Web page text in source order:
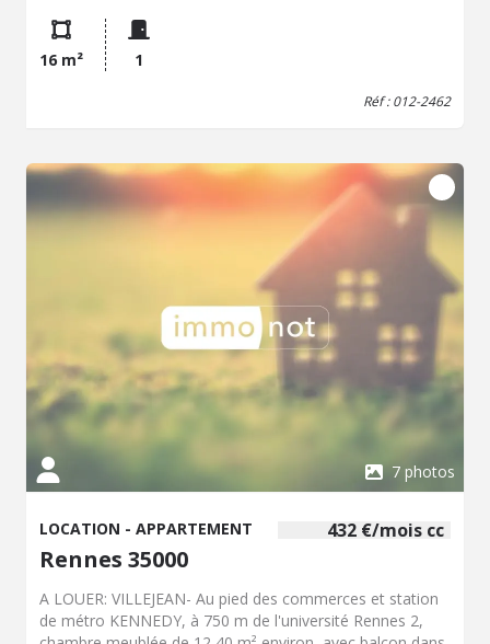
Loyer 459,00?+35,00? Charges De Copro Aménagements
Et Prestations De Qualité Frais Environ 60,00?
16 m² 1
Réf : 012-2462
7 photos
432 €/mois cc
LOCATION - APPARTEMENT
Rennes 35000
A LOUER: VILLEJEAN- Au pied des commerces et station
de métro KENNEDY, à 750 m de l'université Rennes 2,